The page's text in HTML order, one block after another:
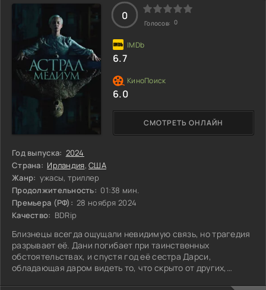
зависима от решения, которое может повлиять не только
на него, но и на тех, кто рядом. Что выберет
Год выпуска: 2024
Страна: Ирландия,США
Жанр: ужасы, триллер
Продолжительность: 01:38 мин.
Премьера (РФ): 28 ноября 2024
Качество: BDRip
Близнецы всегда ощущали невидимую связь, но трагедия
разрывает её. Дани погибает при таинственных
обстоятельствах, и спустя год её сестра Дарси,
обладающая даром видеть то, что скрыто от других,
СМОТРЕТЬ ОНЛАЙН
0
Голосов: 0
6.7
6.0